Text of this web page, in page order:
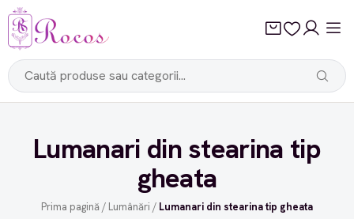
Lumanari din stearina tip
gheata
Prima pagină / Lumânări / Lumanari din stearina tip gheata